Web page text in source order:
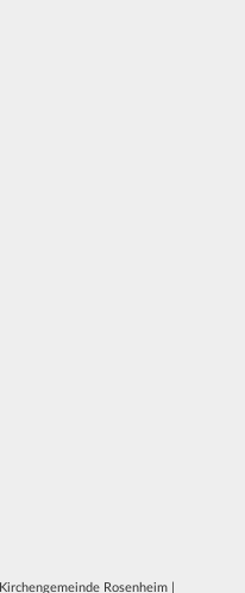
Rosenheim |